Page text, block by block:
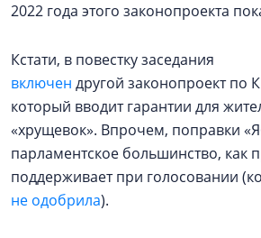
2022 года этого законопроекта
Кстати, в повестку заседания
включен другой законопроект по
который вводит гарантии для
«хрущевок». Впрочем, поправки
парламентское большинство, как
поддерживает при голосовании
не одобрила).